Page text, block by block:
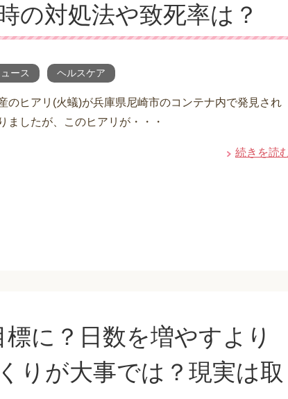
の対処法や致死率は？
ース ヘルスケア
のヒアリ(火蟻)が兵庫県尼崎市のコンテナ内で発見され
ましたが、このヒアリが・・・
続きを読
に？日数を増やすより
りが大事では？現実は取